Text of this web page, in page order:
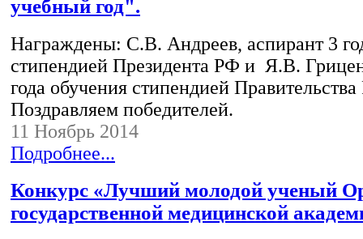
учебный год".
Награждены: С.В. Андреев, аспирант 3
стипендией Президента РФ и Я.В.
года обучения стипендией
Поздравляем победителей.
11 Ноябрь 2014
Подробнее...
Конкурс «Лучший молодой ученый
государственной медицинской